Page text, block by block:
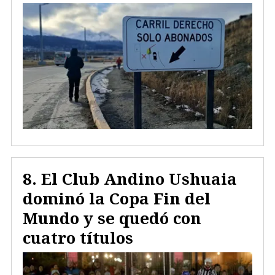
El Club Andino Ushuaia
dominó la Copa Fin del
Mundo y se quedó con
cuatro títulos